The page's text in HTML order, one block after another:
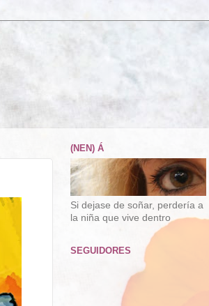
(NEN) Á
Si dejase de soñar, perdería a
la niña que vive dentro
SEGUIDORES